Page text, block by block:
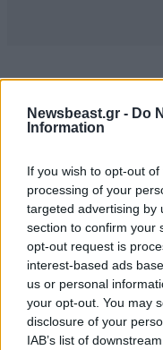
Newsbeast.gr - Do
Information
If you wish to opt-out
processing of your
targeted advertising by
section to confirm your
opt-out request is
interest-based ads
us or personal
your opt-out. You may
disclosure of your
IAB’s list of
Να αρχισουμε αμεσωϛ
του Προεδρου μαϛ!!!
Απαντήστε